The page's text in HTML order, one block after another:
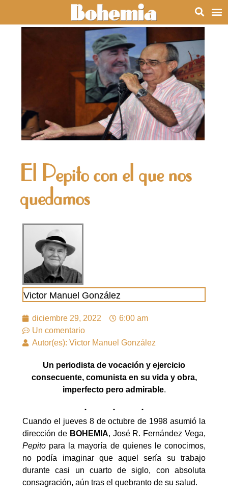
El Pepito con el que nos
quedamos
Victor Manuel González
diciembre 29, 2022
6:00 am
Un comentario
Autor(es): Victor Manuel González
Un periodista de vocación y ejercicio
consecuente, comunista en su vida y obra,
imperfecto pero admirable.
Cuando el jueves 8 de octubre de 1998 asumió la
dirección de BOHEMIA, José R. Fernández Vega,
Pepito para la mayoría de quienes le conocimos,
no podía imaginar que aquel sería su trabajo
durante casi un cuarto de siglo, con absoluta
consagración, aún tras el quebranto de su salud.